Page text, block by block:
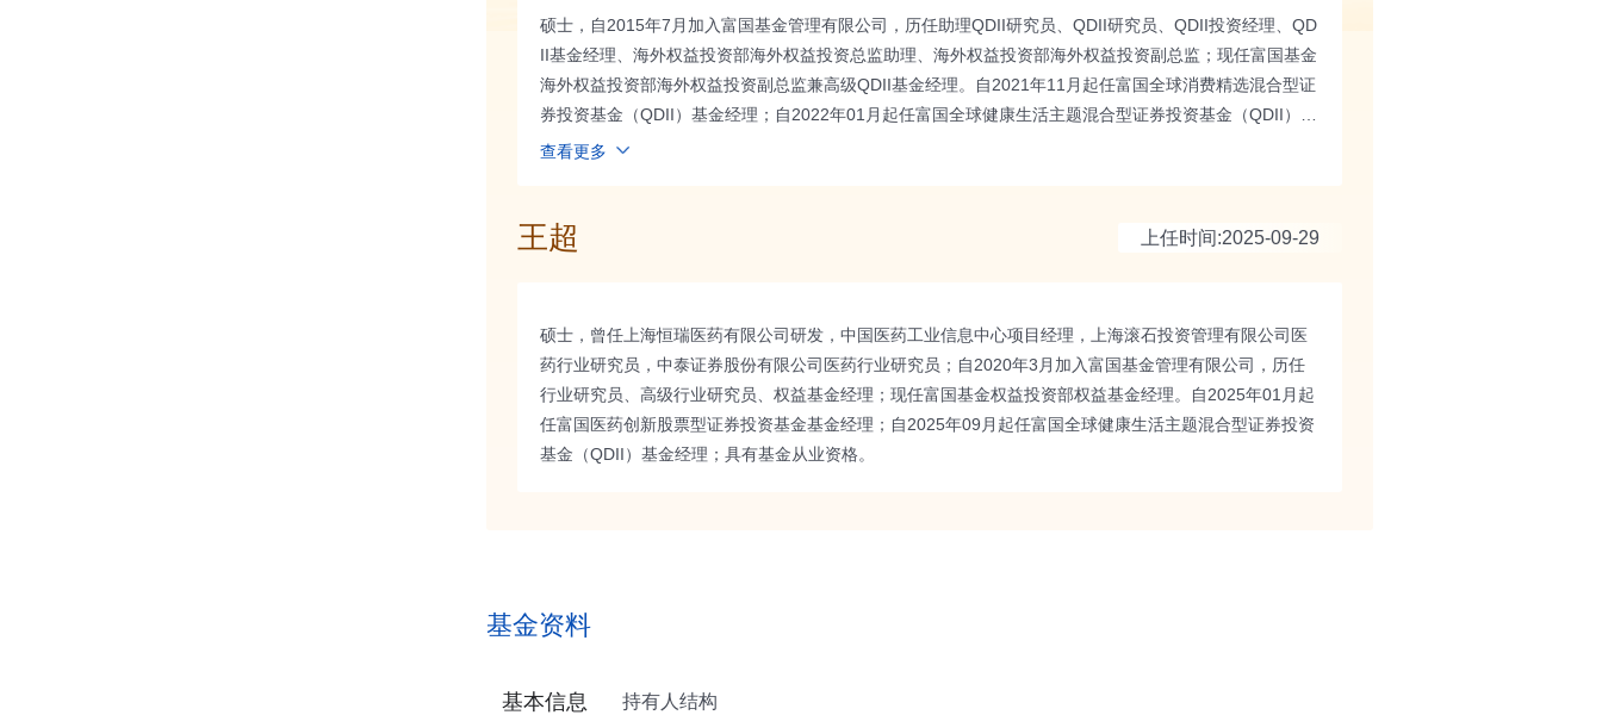
硕士，自2015年7月加入富国基金管理有限公司，历任助理QDII研究员、QDII研究员、QDII投资经理、QD
II基金经理、海外权益投资部海外权益投资总监助理、海外权益投资部海外权益投资副总监；现任富国基金
海外权益投资部海外权益投资副总监兼高级QDII基金经理。自2021年11月起任富国全球消费精选混合型证
券投资基金（QDII）基金经理；自2022年01月起任富国全球健康生活主题混合型证券投资基金（QDII）基
金经理；自2024年12月起任富国沪港深价值精选灵活配置混合型证券投资基金基金经理；自2026年04月
查看更多
王超 上任时间:2025-09-29
硕士，曾任上海恒瑞医药有限公司研发，中国医药工业信息中心项目经理，上海滚石投资管理有限公司医
药行业研究员，中泰证券股份有限公司医药行业研究员；自2020年3月加入富国基金管理有限公司，历任
行业研究员、高级行业研究员、权益基金经理；现任富国基金权益投资部权益基金经理。自2025年01月起
任富国医药创新股票型证券投资基金基金经理；自2025年09月起任富国全球健康生活主题混合型证券投资
基金（QDII）基金经理；具有基金从业资格。
基金资料
基本信息 持有人结构